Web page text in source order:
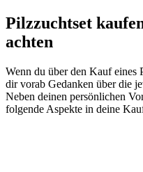
Pilzzuchtset
achten
Wenn du über den Kauf eines
dir vorab Gedanken über die
Neben deinen persönlichen
folgende Aspekte in deine